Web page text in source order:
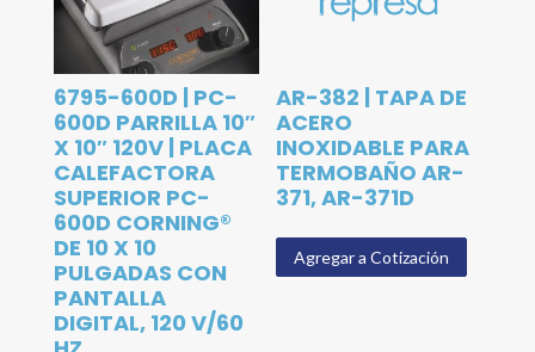
6795-600D | PC-
600D PARRILLA 10″
X 10″ 120V | PLACA
CALEFACTORA
SUPERIOR PC-
600D CORNING®
DE 10 X 10
PULGADAS CON
PANTALLA
DIGITAL, 120 V/60
AR-382 | TAPA DE
ACERO
INOXIDABLE PARA
TERMOBAÑO AR-
371, AR-371D
Agregar a Cotización